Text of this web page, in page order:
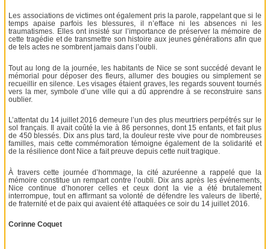
Les associations de victimes ont également pris la parole, rappelant que si le
temps apaise parfois les blessures, il n’efface ni les absences ni les
traumatismes. Elles ont insisté sur l’importance de préserver la mémoire de
cette tragédie et de transmettre son histoire aux jeunes générations afin que
de tels actes ne sombrent jamais dans l’oubli.
Tout au long de la journée, les habitants de Nice se sont succédé devant le
mémorial pour déposer des fleurs, allumer des bougies ou simplement se
recueillir en silence. Les visages étaient graves, les regards souvent tournés
vers la mer, symbole d’une ville qui a dû apprendre à se reconstruire sans
oublier.
L’attentat du 14 juillet 2016 demeure l’un des plus meurtriers perpétrés sur le
sol français. Il avait coûté la vie à 86 personnes, dont 15 enfants, et fait plus
de 450 blessés. Dix ans plus tard, la douleur reste vive pour de nombreuses
familles, mais cette commémoration témoigne également de la solidarité et
de la résilience dont Nice a fait preuve depuis cette nuit tragique.
À travers cette journée d’hommage, la cité azuréenne a rappelé que la
mémoire constitue un rempart contre l’oubli. Dix ans après les événements,
Nice continue d’honorer celles et ceux dont la vie a été brutalement
interrompue, tout en affirmant sa volonté de défendre les valeurs de liberté,
de fraternité et de paix qui avaient été attaquées ce soir du 14 juillet 2016.
Corinne Coquet